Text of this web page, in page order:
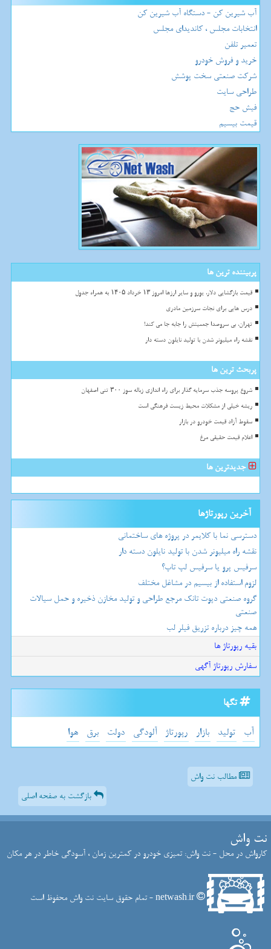
آب شیرین کن - دستگاه آب شیرین کن
انتخابات مجلس ، کاندیدای مجلس
تعمیر تلفن
خرید و فروش خودرو
شرکت صنعتی سخت پوشش
طراحی سایت
فیش حج
قیمت بیسیم
پربیننده ترین ها
قیمت بازگشایی دلار، یورو و سایر ارزها امروز ۱۳ خرداد ۱۴۰۵ به همراه جدول
درس هایی برای نجات سرزمین مادری
تهران، بی سروصدا جمعیتش را جابه جا می کند!
نقشه راه میلیونر شدن با تولید نایلون دسته دار
پربحث ترین ها
شروع پروسه جذب سرمایه گذار برای راه اندازی زباله سوز ۳۰۰ تنی اصفهان
ریشه خیلی از مشکلات محیط زیست فرهنگی است
سقوط آزاد قیمت خودرو در بازار
اعلام قیمت حقیقی مرغ
جدیدترین ها
آخرین رپورتاژها
دسترسی نما با کلایمر در پروژه های ساختمانی
نقشه راه میلیونر شدن با تولید نایلون دسته دار
سرفیس پرو یا سرفیس لپ تاپ؟
لزوم استفاده از بیسیم در مشاغل مختلف
گروه صنعتی دپوت تانک مرجع طراحی و تولید مخازن ذخیره و حمل سیالات
صنعتی
همه چیز درباره تزریق فیلر لب
بقیه رپورتاژ ها
سفارش رپورتاژ آگهی
تگها
آب تولید بازار رپورتاژ آلودگی دولت برق هوا
مطالب نت واش
بازگشت به صفحه اصلی
نت واش
کارواش در محل - نت واش: تمیزی خودرو در کمترین زمان ، آسودگی خاطر در هر مکان
netwash.ir - تمام حقوق سایت نت واش محفوظ است